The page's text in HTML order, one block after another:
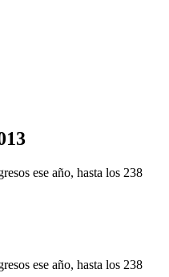
ese año, hasta los 238
ese año, hasta los 238